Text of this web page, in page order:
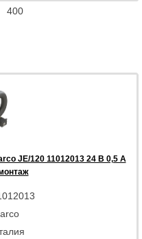
400
JE/120 11012013 24 В 0,5 А